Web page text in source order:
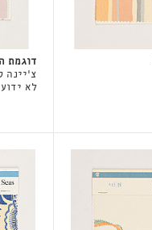
דוגמת
צ'יינה
לא ידוע